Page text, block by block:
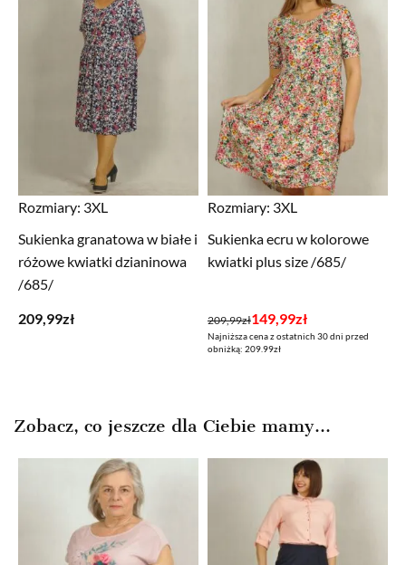
Rozmiary: 3XL
Sukienka granatowa w białe i
różowe kwiatki dzianinowa
/685/
209,99zł
Rozmiary: 3XL
Sukienka ecru w kolorowe
kwiatki plus size /685/
209,99zł
Pierwotna
cena
149,99zł
Aktualna
cena
Najniższa cena z ostatnich 30 dni przed
obniżką: 209.99zł
Zobacz, co jeszcze dla Ciebie mamy...